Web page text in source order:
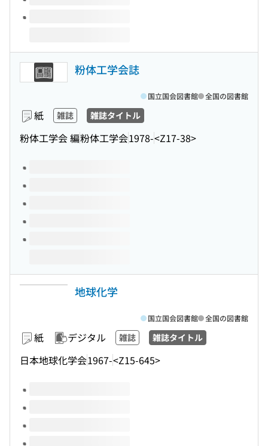
粉体工学会誌
紙 雑誌 雑誌タイトル
粉体工学会 編粉体工学会1978-<Z17-38>
国立国会図書館 全国の図書館
このタイトルの巻号
地球化学
紙 デジタル 雑誌 雑誌タイトル
日本地球化学会1967-<Z15-645>
国立国会図書館 全国の図書館
このタイトルの巻号